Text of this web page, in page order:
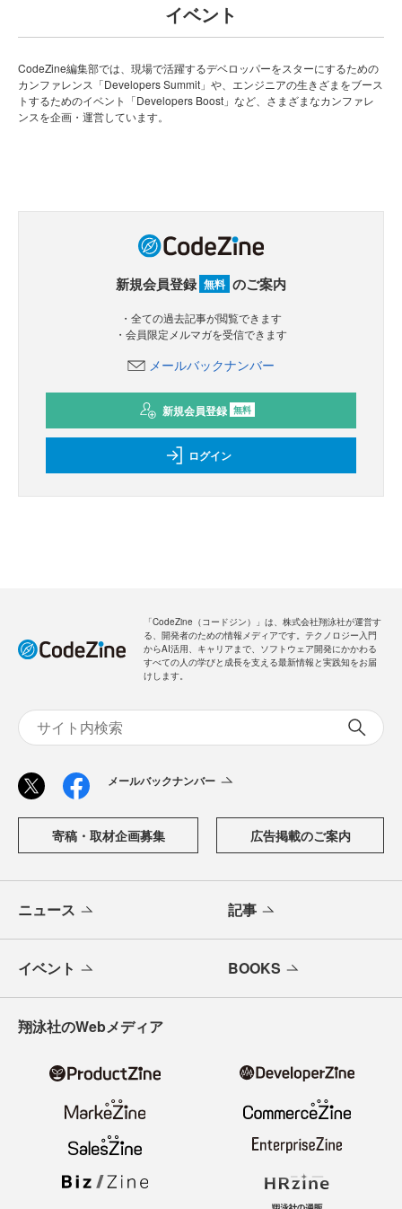
イベント
CodeZine編集部では、現場で活躍するデベロッパーをスターにするための
カンファレンス「Developers Summit」や、エンジニアの生きざまをブース
トするためのイベント「Developers Boost」など、さまざまなカンファレ
ンスを企画・運営しています。
新規会員登録 無料
ログイン
からAI活用、キャリアまで、ソフトウェア開発にかかわる
すべての人の学びと成長を支える最新情報と実践知をお届
ニュース 記事
イベント BOOKS